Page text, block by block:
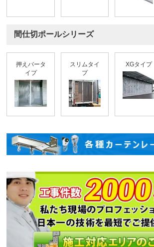
間仕切ポールシリーズ
押えバータ
イプ
スリムタイ
プ
XGタイプ